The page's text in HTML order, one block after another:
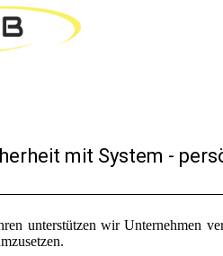
mit System -
unterstützen wir Unternehmen